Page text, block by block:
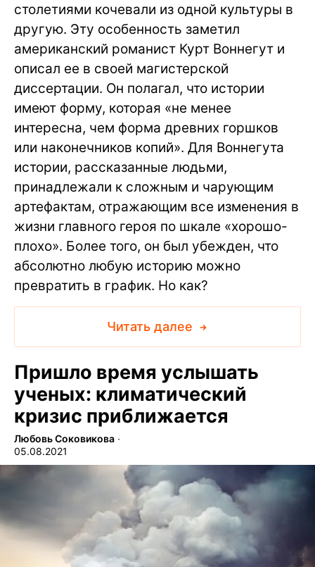
столетиями кочевали из одной культуры в
другую. Эту особенность заметил
американский романист Курт Воннегут и
описал ее в своей магистерской
диссертации. Он полагал, что истории
имеют форму, которая «не менее
интересна, чем форма древних горшков
или наконечников копий». Для Воннегута
истории, рассказанные людьми,
принадлежали к сложным и чарующим
артефактам, отражающим все изменения в
жизни главного героя по шкале «хорошо-
плохо». Более того, он был убежден, что
абсолютно любую историю можно
превратить в график. Но как?
Читать далее
Пришло время услышать
ученых: климатический
кризис приближается
Любовь Соковикова ∙
05.08.2021